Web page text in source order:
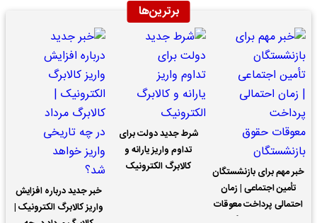
برترین‌ها
خبر مهم برای بازنشستگان
تأمین اجتماعی | زمان
احتمالی پرداخت معوقات
شرط جدید دولت برای
تداوم واریز یارانه و
کالابرگ الکترونیک
خبر جدید درباره افزایش
واریز کالابرگ الکترونیک |